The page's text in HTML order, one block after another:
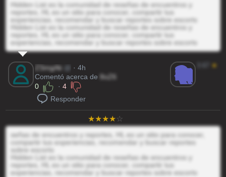
Hidden List es la comunidad de reseñas de encuentros y
reportes, HL es un sitio para conocer, compartir tus
experiencias, recomendar y buscar reportes sobre escorts
Hidden List es la comunidad de reseñas de encuentros y
reportes, HL es un sitio para conocer, compartir tus
experiencias, recomendar y buscar reportes sobre escorts
ZSmgAk
· 4h
Comentó acerca de
8oZ6
0
·4
Responder
★
señas de encuentros y reportes, HL es un sitio para conocer,
compartir tus experiencias, recomendar y buscar reportes
sobre escorts
Hidden List es la comunidad de reseñas de encuentros y
reportes, HL es un sitio para conocer, compartir tus
experiencias, recomendar y buscar reportes sobre escorts